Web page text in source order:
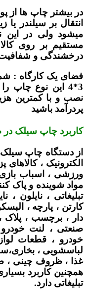
در بیشتر چاپ ها از
انتقال بر سیلندر
میشود ولی در
مستقیم بر روی
درخشندگی و شفافیت
فضای یک کارگاه :
3*4 این نوع
نصب و با کمترین
پردرآمد باشید
کاربرد چاپ سیلک
از دستگاه چاپ سیلک
الکترونیک ،
ورزشی ، اسباب
مواد شوینده و پاک
تبلیغاتی ، نایلون
کارتن ، پارچه ،
دار ، برچسب ،
صنعتی ، لنت خودرو
خودرو ، قطعات
لباسشویی ،
غذا ، ظروف چینی ،
همچنین کاربرد
تبلیغاتی دارد.